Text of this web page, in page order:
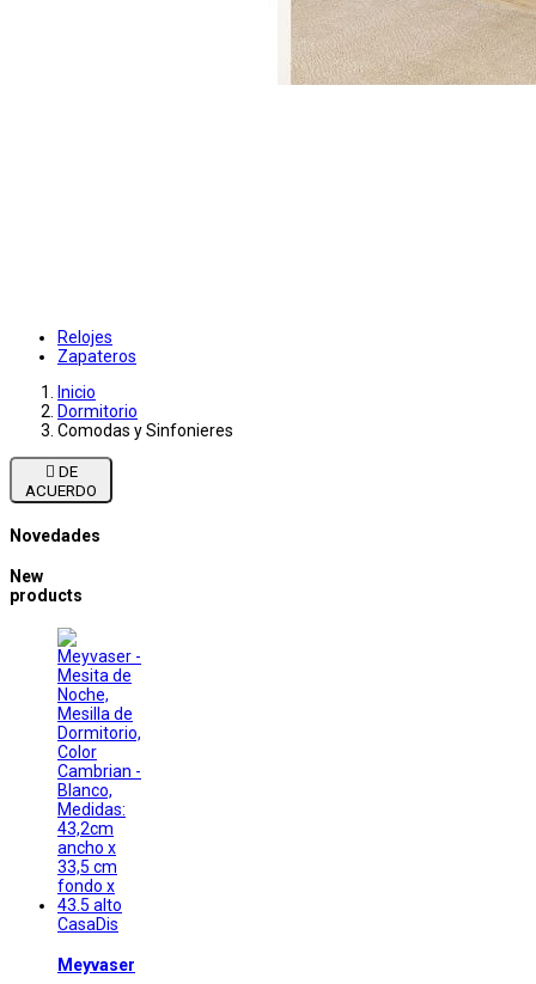
Relojes
Zapateros
Inicio
Dormitorio
Comodas y Sinfonieres

ACUERDO
Novedades
New
products
CasaDis
Meyvaser